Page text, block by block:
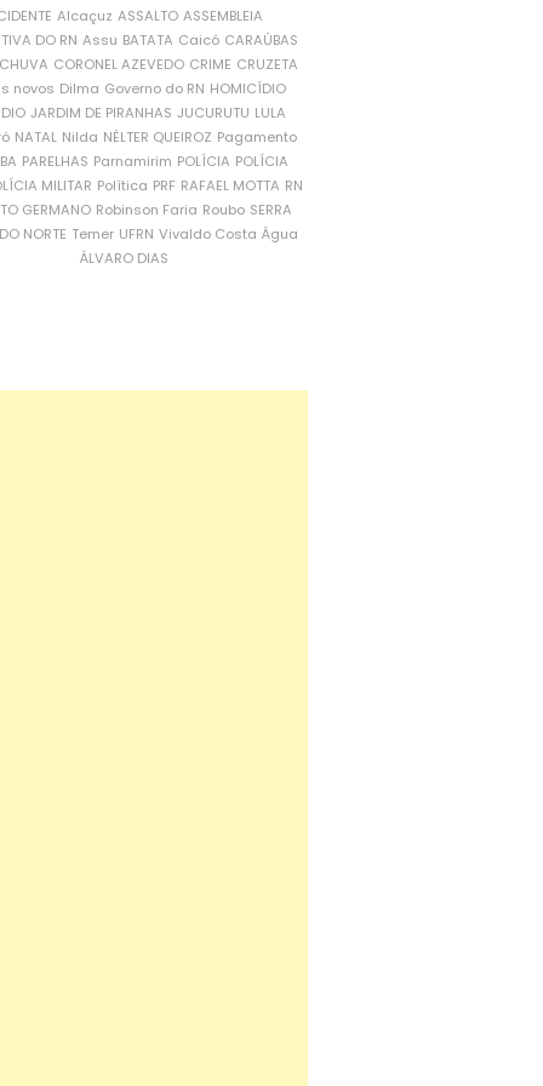
Alcaçuz ASSALTO ASSEMBLEIA
DO RN Assu BATATA Caicó CARAÚBAS
CORONEL AZEVEDO CRIME CRUZETA
novos Dilma Governo do RN HOMICÍDIO
JARDIM DE PIRANHAS JUCURUTU LULA
NATAL Nilda NÉLTER QUEIROZ Pagamento
PARELHAS Parnamirim POLÍCIA POLÍCIA
MILITAR Política PRF RAFAEL MOTTA RN
GERMANO Robinson Faria Roubo SERRA
NORTE Temer UFRN Vivaldo Costa Água
ÁLVARO DIAS